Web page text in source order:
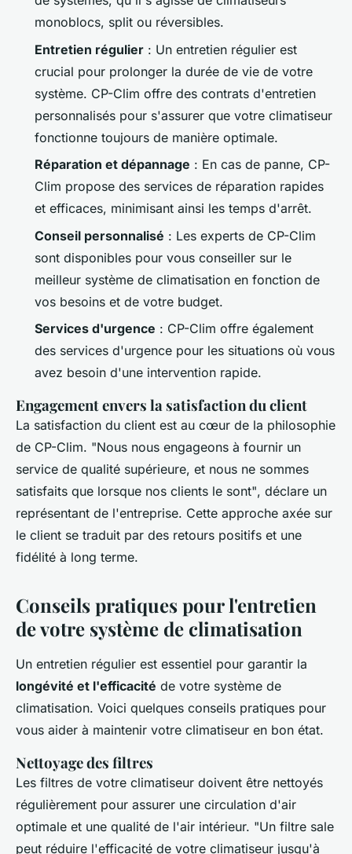
monoblocs, split ou réversibles.
Entretien régulier : Un entretien régulier est
crucial pour prolonger la durée de vie de votre
système. CP-Clim offre des contrats d'entretien
personnalisés pour s'assurer que votre climatiseur
fonctionne toujours de manière optimale.
Réparation et dépannage : En cas de panne, CP-
Clim propose des services de réparation rapides
et efficaces, minimisant ainsi les temps d'arrêt.
Conseil personnalisé : Les experts de CP-Clim
sont disponibles pour vous conseiller sur le
meilleur système de climatisation en fonction de
vos besoins et de votre budget.
Services d'urgence : CP-Clim offre également
des services d'urgence pour les situations où vous
avez besoin d'une intervention rapide.
Engagement envers la satisfaction du client
La satisfaction du client est au cœur de la philosophie
de CP-Clim. "Nous nous engageons à fournir un
service de qualité supérieure, et nous ne sommes
satisfaits que lorsque nos clients le sont", déclare un
représentant de l'entreprise. Cette approche axée sur
le client se traduit par des retours positifs et une
fidélité à long terme.
Conseils pratiques pour l'entretien
de votre système de climatisation
Un entretien régulier est essentiel pour garantir la
longévité et l'efficacité de votre système de
climatisation. Voici quelques conseils pratiques pour
vous aider à maintenir votre climatiseur en bon état.
Nettoyage des filtres
Les filtres de votre climatiseur doivent être nettoyés
régulièrement pour assurer une circulation d'air
optimale et une qualité de l'air intérieur. "Un filtre sale
peut réduire l'efficacité de votre climatiseur jusqu'à